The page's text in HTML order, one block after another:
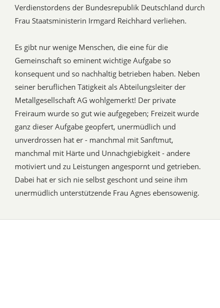
Verdienstordens der Bundesrepublik Deutschland durch
Frau Staatsministerin Irmgard Reichhard verliehen.
Es gibt nur wenige Menschen, die eine für die
Gemeinschaft so eminent wichtige Aufgabe so
konsequent und so nachhaltig betrieben haben. Neben
seiner beruflichen Tätigkeit als Abteilungsleiter der
Metallgesellschaft AG wohlgemerkt! Der private
Freiraum wurde so gut wie aufgegeben; Freizeit wurde
ganz dieser Aufgabe geopfert, unermüdlich und
unverdrossen hat er - manchmal mit Sanftmut,
manchmal mit Härte und Unnachgiebigkeit - andere
motiviert und zu Leistungen angespornt und getrieben.
Dabei hat er sich nie selbst geschont und seine ihm
unermüdlich unterstützende Frau Agnes ebensowenig.